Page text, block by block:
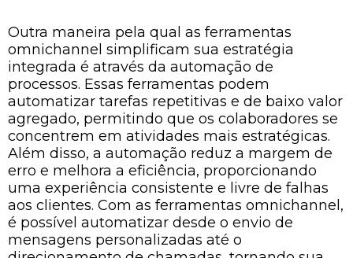
Outra maneira pela qual as ferramentas
omnichannel simplificam sua estratégia
integrada é através da automação de
processos. Essas ferramentas podem
automatizar tarefas repetitivas e de baixo valor
agregado, permitindo que os colaboradores se
concentrem em atividades mais estratégicas.
Além disso, a automação reduz a margem de
erro e melhora a eficiência, proporcionando
uma experiência consistente e livre de falhas
aos clientes. Com as ferramentas omnichannel,
é possível automatizar desde o envio de
mensagens personalizadas até o